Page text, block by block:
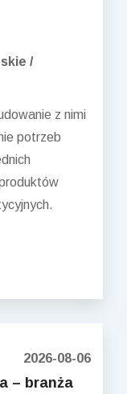
/
z nimi
potrzeb
2026-08-06
– branża